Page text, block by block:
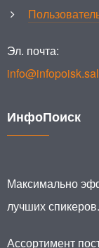
Эл. почта:
ИнфоПоиск
Максимально
лучших
Ассортимент